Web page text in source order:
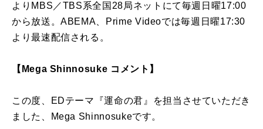
よりMBS／TBS系全国28局ネットにて毎週日曜17:00
から放送。ABEMA、Prime Videoでは毎週日曜17:30
より最速配信される。
【Mega Shinnosuke コメント】
この度、EDテーマ『運命の君』を担当させていただき
ました、Mega Shinnosukeです。